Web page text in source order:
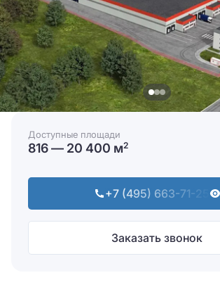
Доступные площади
816 — 20 400 м2
+7 (495) 663-71-25
Заказать звонок